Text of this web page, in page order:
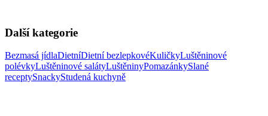
Další kategorie
Bezmasá jídlaDietníDietní bezlepkovéKuličkyLuštěninové
polévkyLuštěninové salátyLuštěninyPomazánkySlané
receptySnackyStudená kuchyně